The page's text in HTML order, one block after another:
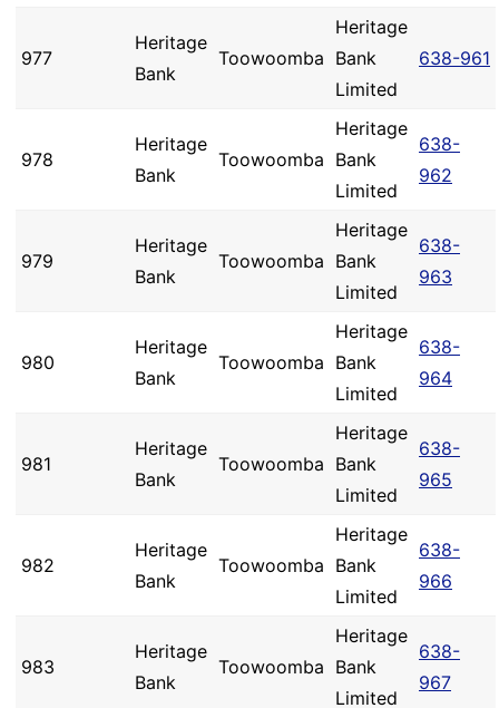
977
Heritage
Bank
Toowoomba
Heritage
Bank
Limited
638-961
978
Heritage
Bank
Toowoomba
Heritage
Bank
Limited
638-
962
979
Heritage
Bank
Toowoomba
Heritage
Bank
Limited
638-
963
980
Heritage
Bank
Toowoomba
Heritage
Bank
Limited
638-
964
981
Heritage
Bank
Toowoomba
Heritage
Bank
Limited
638-
965
982
Heritage
Bank
Toowoomba
Heritage
Bank
Limited
638-
966
983
Heritage
Bank
Toowoomba
Heritage
Bank
Limited
638-
967